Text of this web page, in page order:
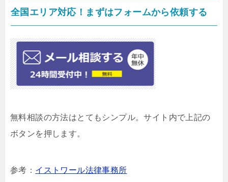
全国エリア対応！まずはフォームから依頼する
無料相談の方法はとてもシンプル。サイト内で上記の
ボタンを押します。
参考： イストワール法律事務所